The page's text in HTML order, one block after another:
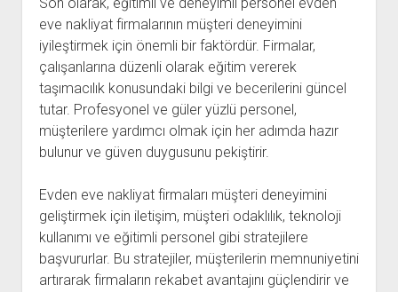
eve nakliyat firmalarının müşteri deneyimini
iyileştirmek için önemli bir faktördür. Firmalar,
çalışanlarına düzenli olarak eğitim vererek
taşımacılık konusundaki bilgi ve becerilerini güncel
tutar. Profesyonel ve güler yüzlü personel,
müşterilere yardımcı olmak için her adımda hazır
bulunur ve güven duygusunu pekiştirir.
Evden eve nakliyat firmaları müşteri deneyimini
geliştirmek için iletişim, müşteri odaklılık, teknoloji
kullanımı ve eğitimli personel gibi stratejilere
başvururlar. Bu stratejiler, müşterilerin memnuniyetini
artırarak firmaların rekabet avantajını güçlendirir ve